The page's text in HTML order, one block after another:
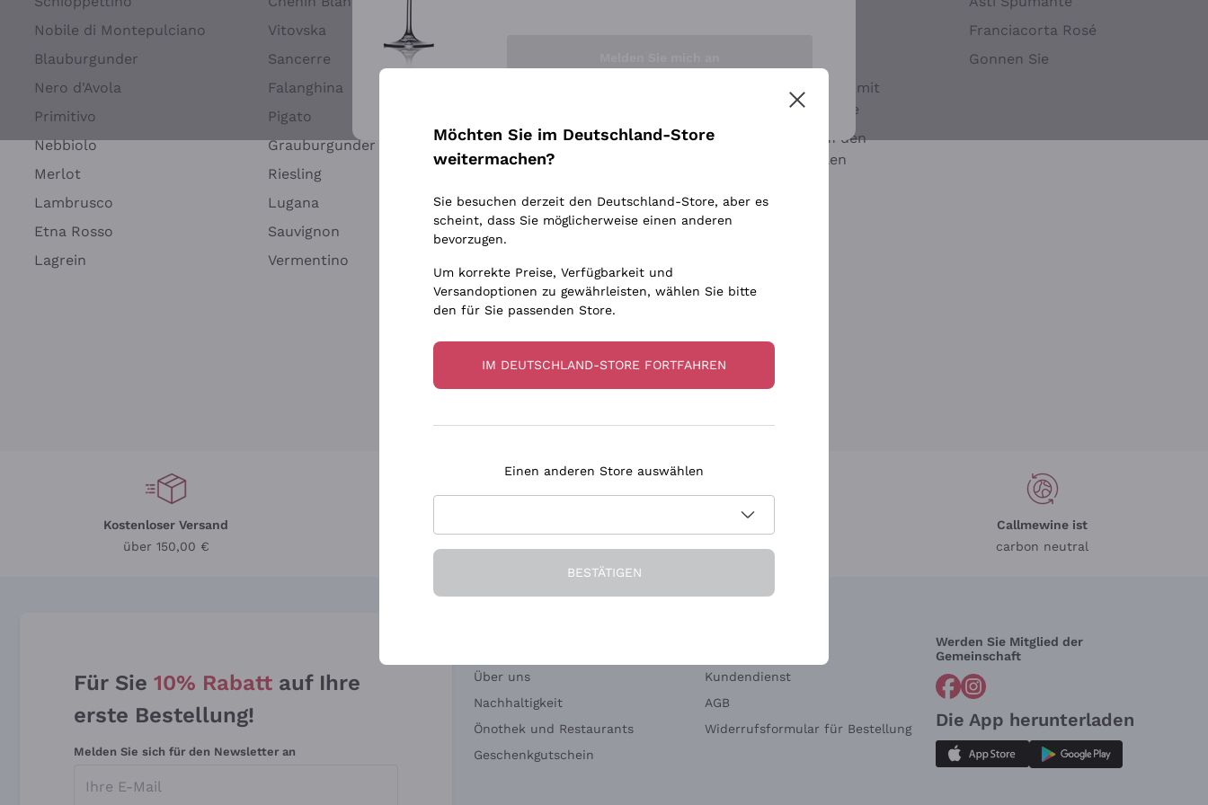
Nobile di Montepulciano
Blauburgunder
Nero d'Avola
Primitivo
Nebbiolo
Merlot
Lambrusco
Etna Rosso
Lagrein
Vitovska
Sancerre
Falanghina
Pigato
Grauburgunder
Riesling
Lugana
Sauvignon
Vermentino
Ca' dei Frati
Biondi Santi
Quintarelli Giuseppe
Rinaldi Giuseppe
Egly Ouriet
Jacquesson
Agrapart
Ohne Sulfit oder mit
minimalen Sulfite
Maischung auf den
Traubenschalen
Franciacorta Rosé
Gonnen Sie
Kostenloser Versand
über 150,00 €
in Deutschland
in 3 Raten
Callmewine ist
carbon neutral
Für Sie 10% Rabatt auf Ihre
erste Bestellung!
Melden Sie sich für den Newsletter an
Über uns
Nachhaltigkeit
Önothek und Restaurants
Geschenkgutschein
Kundendienst
AGB
Widerrufsformular für Bestellung
Werden Sie Mitglied der
Gemeinschaft
Die App herunterladen
Möchten Sie im Deutschland-Store
weitermachen?
Sie besuchen derzeit den Deutschland-Store, aber es
scheint, dass Sie möglicherweise einen anderen
bevorzugen.
Um korrekte Preise, Verfügbarkeit und
Versandoptionen zu gewährleisten, wählen Sie bitte
den für Sie passenden Store.
IM DEUTSCHLAND-STORE FORTFAHREN
Einen anderen Store auswählen
BESTÄTIGEN